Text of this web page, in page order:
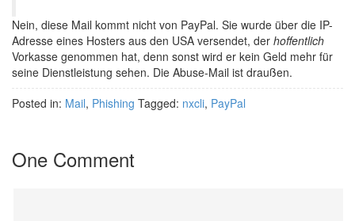
Nein, diese Mail kommt nicht von PayPal. Sie wurde über die IP-
Adresse eines Hosters aus den USA versendet, der hoffentlich
Vorkasse genommen hat, denn sonst wird er kein Geld mehr für
seine Dienstleistung sehen. Die Abuse-Mail ist draußen.
Posted in: Mail, Phishing Tagged: nxcli, PayPal
One Comment